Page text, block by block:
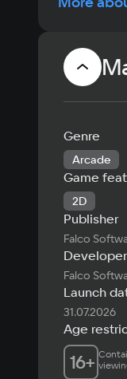
Genre
Arcade
Game
2D
Publisher
Falco
Developer
Falco
Launch
31.07.2026
Age
16+